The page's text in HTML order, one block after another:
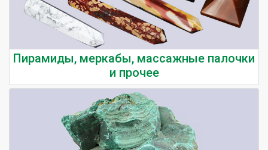
Пирамиды, меркабы, массажные палочки
и прочее